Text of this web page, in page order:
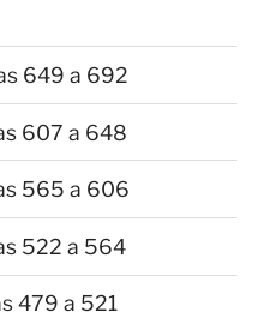
649 a 692
607 a 648
565 a 606
522 a 564
479 a 521